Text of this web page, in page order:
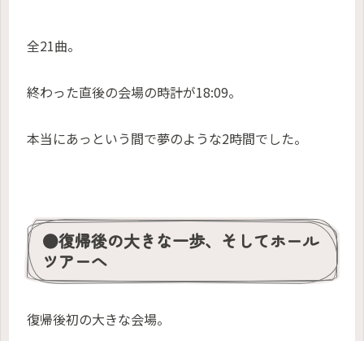
全21曲。
終わった直後の会場の時計が18:09。
本当にあっという間で夢のような2時間でした。
●復帰後の大きな一歩、そしてホール
ツアーへ
復帰後初の大きな会場。